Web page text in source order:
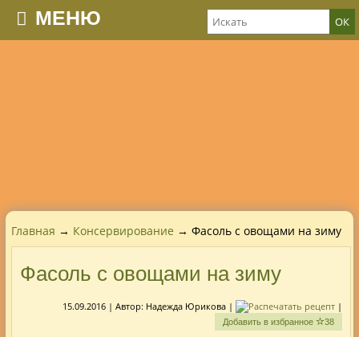
МЕНЮ
Главная → Консервирование → Фасоль с овощами на зиму
Фасоль с овощами на зиму
15.09.2016 | Автор: Надежда Юрикова| |
Добавить в избранное 38